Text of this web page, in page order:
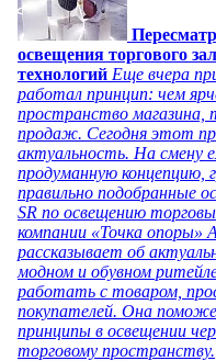
освещения торгового
технологий Еще вчера
работал принцип: чем
пространство магазина,
продаж. Сегодня этот
актуальность. На смену
продуманную концепцию,
правильно подобранные
SR по освещению
компании «Точка опоры»
рассказывает об
модном и обувном
работать с товаром,
покупателей. Она
принципы в освещении
торговому пространству.